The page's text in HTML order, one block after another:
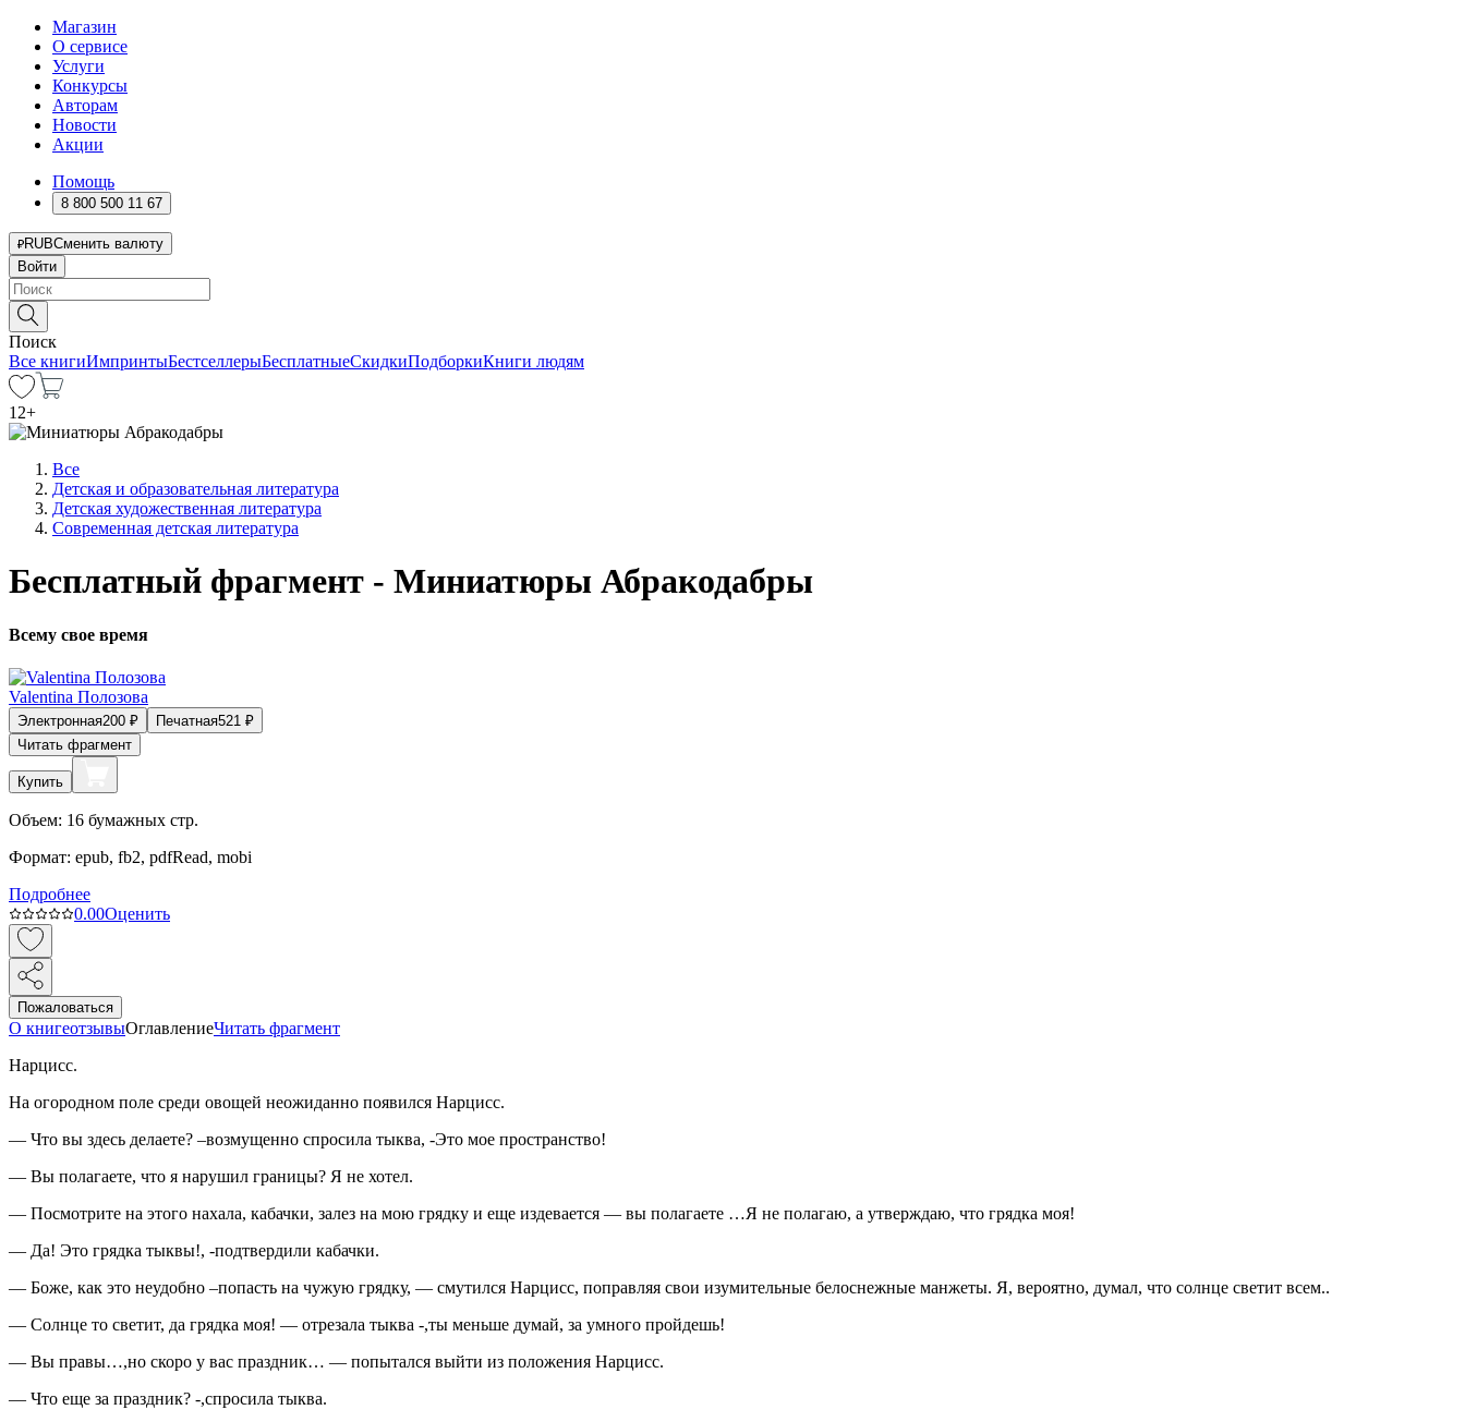
Магазин
О сервисе
Услуги
Конкурсы
Авторам
Новости
Акции
Помощь
8 800 500 11 67
RUBСменить валюту
Войти
Поиск
Все книгиИмпринтыБестселлерыБесплатныеСкидкиПодборкиКниги людям
12+
Все
Детская и образовательная литература
Детская художественная литература
Современная детская литература
Бесплатный фрагмент - Миниатюры Абракодабры
Всему свое время
Valentina Полозова
Электронная200 ₽ Печатная521 ₽
Читать фрагмент
Купить
Объем: 16 бумажных стр.
Формат: epub, fb2, pdfRead, mobi
Подробнее
0.00Оценить
Пожаловаться
О книгеотзывыОглавлениеЧитать фрагмент
Нарцисс.
На огородном поле среди овощей неожиданно появился Нарцисс.
— Что вы здесь делаете? –возмущенно спросила тыква, -Это мое пространство!
— Вы полагаете, что я нарушил границы? Я не хотел.
— Посмотрите на этого нахала, кабачки, залез на мою грядку и еще издевается — вы полагаете …Я не полагаю, а утверждаю, что грядка моя!
— Да! Это грядка тыквы!, -подтвердили кабачки.
— Боже, как это неудобно –попасть на чужую грядку, — смутился Нарцисс, поправляя свои изумительные белоснежные манжеты. Я, вероятно, думал, что солнце светит всем..
— Солнце то светит, да грядка моя! — отрезала тыква -,ты меньше думай, за умного пройдешь!
— Вы правы…,но скоро у вас праздник… — попытался выйти из положения Нарцисс.
— Что еще за праздник? -,спросила тыква.